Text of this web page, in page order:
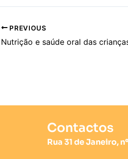
PREVIOUS
Contactos
Rua 31 de Janeiro,